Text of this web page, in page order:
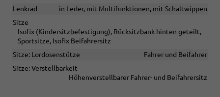
Lenkrad
in Leder, mit Multifunktionen, mit Schaltwippen
Sitze
Isofix (Kindersitzbefestigung), Rücksitzbank hinten geteilt,
Sportsitze, Isofix Beifahrersitz
Sitze: Lordosenstütze
Fahrer und Beifahrer
Sitze: Verstellbarkeit
Höhenverstellbarer Fahrer- und Beifahrersitz